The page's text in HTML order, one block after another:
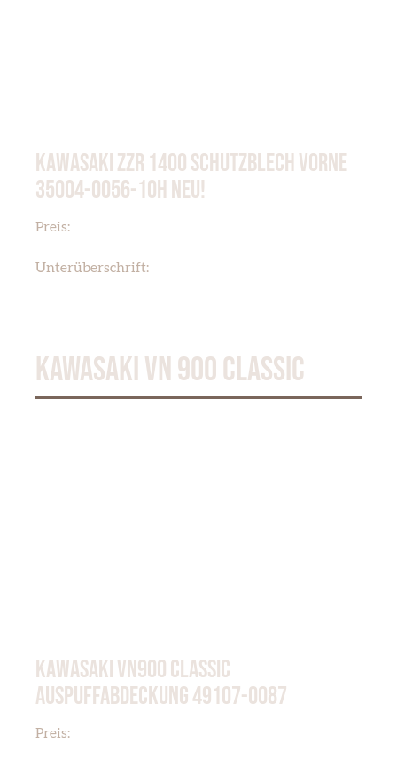
KAWASAKI ZZR 1400 SCHUTZBLECH VORNE
35004-0056-10H NEU!
Preis:
Unterüberschrift:
KAWASAKI VN 900 CLASSIC
KAWASAKI VN900 CLASSIC
AUSPUFFABDECKUNG 49107-0087
Preis: